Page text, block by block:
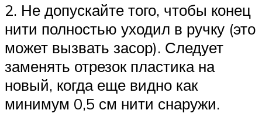
2. Не допускайте того, чтобы конец
нити полностью уходил в ручку (это
может вызвать засор). Следует
заменять отрезок пластика на
новый, когда еще видно как
минимум 0,5 см нити снаружи.